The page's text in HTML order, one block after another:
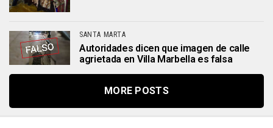
SANTA MARTA
Autoridades dicen que imagen de calle
agrietada en Villa Marbella es falsa
MORE POSTS